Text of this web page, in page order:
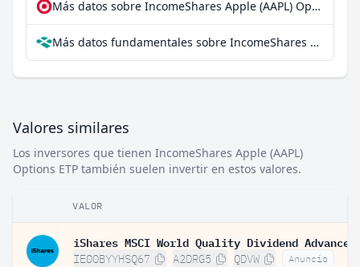
Más datos sobre IncomeShares Apple (AAPL) Options ETP en extraETF
Más datos fundamentales sobre IncomeShares Apple (AAPL) Options ETP en Parqet
Valores similares
Los inversores que tienen IncomeShares Apple (AAPL)
Options ETP también suelen invertir en estos valores.
VALOR
IE00BYYHSQ67 A2DRG5 QDVW Anuncio